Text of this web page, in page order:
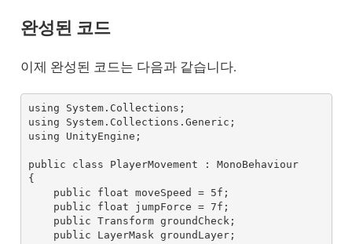
완성된 코드
이제 완성된 코드는 다음과 같습니다.
using System.Collections;
using System.Collections.Generic;
using UnityEngine;
public class PlayerMovement : MonoBehaviour
{